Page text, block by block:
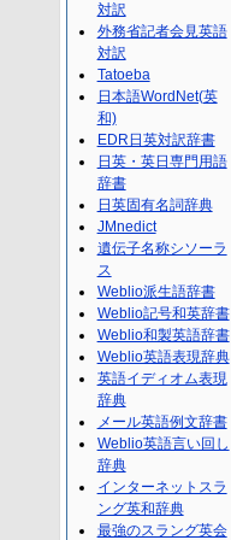
対訳
外務省記者会見英語
対訳
Tatoeba
日本語WordNet(英
和)
EDR日英対訳辞書
日英・英日専門用語
辞書
日英固有名詞辞典
JMnedict
遺伝子名称シソーラ
ス
Weblio派生語辞書
Weblio記号和英辞書
Weblio和製英語辞書
Weblio英語表現辞典
英語イディオム表現
辞典
メール英語例文辞書
Weblio英語言い回し
辞典
インターネットスラ
ング英和辞典
最強のスラング英会